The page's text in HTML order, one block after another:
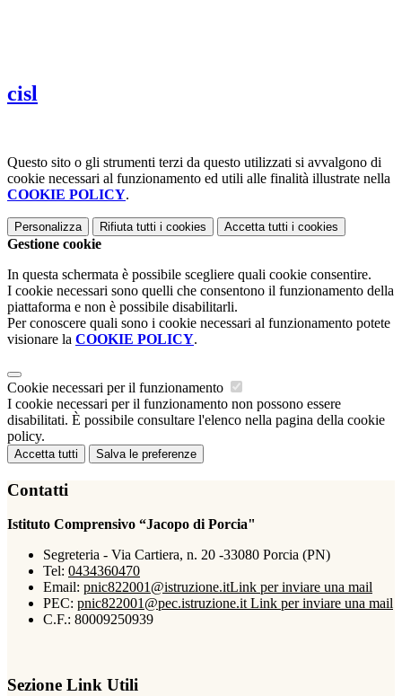
cisl
Questo sito o gli strumenti terzi da questo utilizzati si avvalgono di
cookie necessari al funzionamento ed utili alle finalità illustrate nella
COOKIE POLICY.
Personalizza Rifiuta tutti i cookies Accetta tutti i cookies
Gestione cookie
In questa schermata è possibile scegliere quali cookie consentire.
I cookie necessari sono quelli che consentono il funzionamento della
piattaforma e non è possibile disabilitarli.
Per conoscere quali sono i cookie necessari al funzionamento potete
visionare la COOKIE POLICY.
Cookie necessari per il funzionamento
I cookie necessari per il funzionamento non possono essere
disabilitati. È possibile consultare l'elenco nella pagina della cookie
policy.
Accetta tutti Salva le preferenze
Contatti
Istituto Comprensivo “Jacopo di Porcia"
Segreteria - Via Cartiera, n. 20 -33080 Porcia (PN)
Tel: 0434360470
Email: pnic822001@istruzione.itLink per inviare una mail
PEC: pnic822001@pec.istruzione.itLink per inviare una mail
C.F.: 80009250939
Sezione Link Utili